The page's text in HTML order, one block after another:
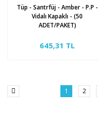
Tüp - Santrfüj - Amber - P.P -
Vidalı Kapaklı - (50
ADET/PAKET)
645,31 TL
1 2